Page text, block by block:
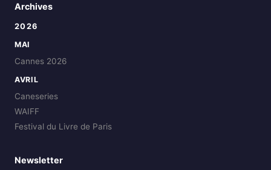
Archives
2026
MAI
Cannes 2026
AVRIL
Caneseries
WAIFF
Festival du Livre de Paris
Newsletter